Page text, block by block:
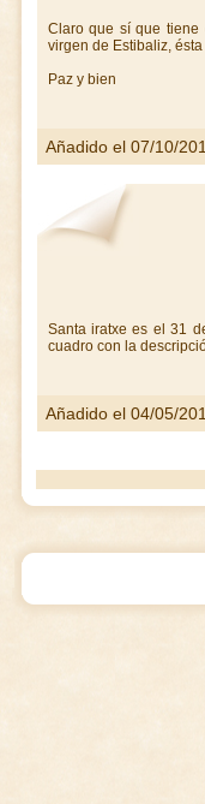
Claro que sí que tiene
virgen de Estibaliz,
Paz y bien
Añadido el 07/10/
Santa iratxe es el 31
cuadro con la
Añadido el 04/05/